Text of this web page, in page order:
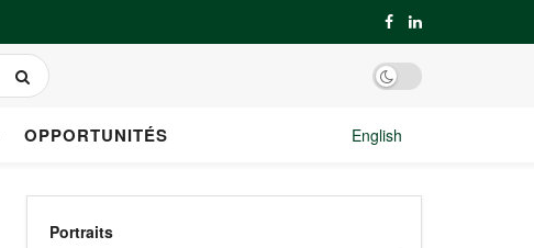
OPPORTUNITÉS English
Portraits